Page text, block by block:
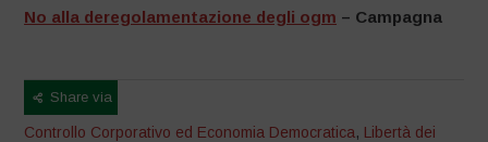
No alla deregolamentazione degli ogm – Campagna
Share via
Controllo Corporativo ed Economia Democratica, Libertà dei